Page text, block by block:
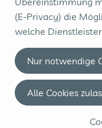
Du hast
(E-Privacy) die
welche
Nur notwendige
Alle Cookies